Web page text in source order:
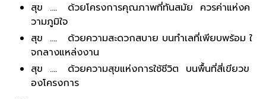
สุข .... ด้วยโครงการคุณภาพที่ทันสมัย ควรค่าแห่งค
วามภูมิใจ
สุข .... ด้วยความสะดวกสบาย บนทำเลที่เพียบพร้อม ใ
จกลางแหล่งงาน
สุข .... ด้วยความสุขแห่งการใช้ชีวิต บนพื้นที่สี่เขียวข
องโครงการ